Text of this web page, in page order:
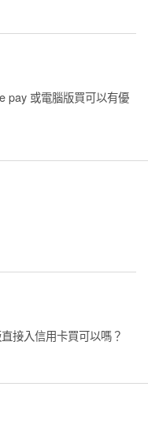
pay 或電腦版買可以有優
接入信用卡買可以嗎？